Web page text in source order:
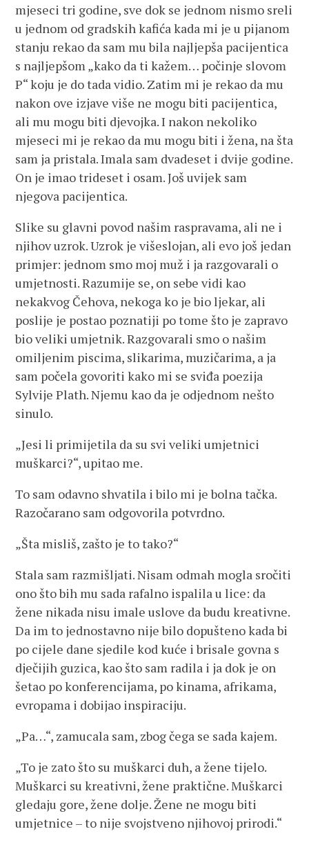
mjeseci tri godine, sve dok se jednom nismo sreli
u jednom od gradskih kafića kada mi je u pijanom
stanju rekao da sam mu bila najljepša pacijentica
s najljepšom „kako da ti kažem… počinje slovom
P“ koju je do tada vidio. Zatim mi je rekao da mu
nakon ove izjave više ne mogu biti pacijentica,
ali mu mogu biti djevojka. I nakon nekoliko
mjeseci mi je rekao da mu mogu biti i žena, na šta
sam ja pristala. Imala sam dvadeset i dvije godine.
On je imao trideset i osam. Još uvijek sam
njegova pacijentica.
Slike su glavni povod našim raspravama, ali ne i
njihov uzrok. Uzrok je višeslojan, ali evo još jedan
primjer: jednom smo moj muž i ja razgovarali o
umjetnosti. Razumije se, on sebe vidi kao
nekakvog Čehova, nekoga ko je bio ljekar, ali
poslije je postao poznatiji po tome što je zapravo
bio veliki umjetnik. Razgovarali smo o našim
omiljenim piscima, slikarima, muzičarima, a ja
sam počela govoriti kako mi se sviđa poezija
Sylvije Plath. Njemu kao da je odjednom nešto
sinulo.
„Jesi li primijetila da su svi veliki umjetnici
muškarci?“, upitao me.
To sam odavno shvatila i bilo mi je bolna tačka.
Razočarano sam odgovorila potvrdno.
„Šta misliš, zašto je to tako?“
Stala sam razmišljati. Nisam odmah mogla sročiti
ono što bih mu sada rafalno ispalila u lice: da
žene nikada nisu imale uslove da budu kreativne.
Da im to jednostavno nije bilo dopušteno kada bi
po cijele dane sjedile kod kuće i brisale govna s
dječijih guzica, kao što sam radila i ja dok je on
šetao po konferencijama, po kinama, afrikama,
evropama i dobijao inspiraciju.
„Pa…“, zamucala sam, zbog čega se sada kajem.
„To je zato što su muškarci duh, a žene tijelo.
Muškarci su kreativni, žene praktične. Muškarci
gledaju gore, žene dolje. Žene ne mogu biti
umjetnice – to nije svojstveno njihovoj prirodi.“